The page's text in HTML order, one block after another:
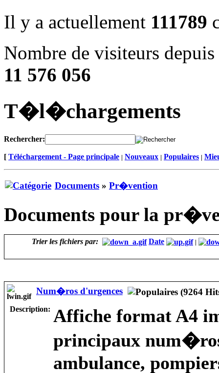
Il y a actuellement 111789
Nombre de visiteurs
11 576 056
T�l�chargements
Rechercher:
[ Téléchargement - Page principale | Nouveaux | Populaires |
Documents » Pr�vention
Documents pour la
Trier les fichiers par: Date |
Num�ros d'urgences
Description: Affiche format A4
principaux
ambulance,